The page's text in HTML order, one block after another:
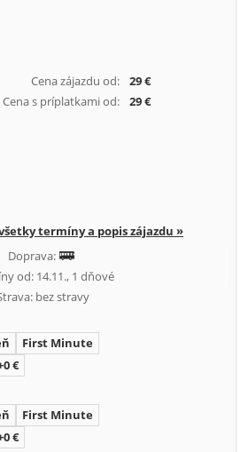
Cena zájazdu od:
29 €
Cena s príplatkami od:
29 €
termíny a popis zájazdu »
Doprava:
od: 14.11., 1 dňové
bez stravy
First Minute
€
First Minute
€